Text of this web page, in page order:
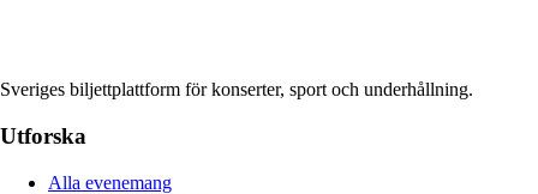
Sveriges biljettplattform för konserter, sport och underhållning.
Utforska
Alla evenemang